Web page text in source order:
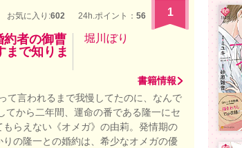
お気に入り:602 24h.ポイント： 56 1
約者の御曹
まで知りま
堀川ぼり
書籍情報
て言われるまで我慢してたのに、なんで
てから二年間、運命の番である隆一にセ
らえない《オメガ》の由莉。発情期の
の隆一との婚約は、希少なオメガの優